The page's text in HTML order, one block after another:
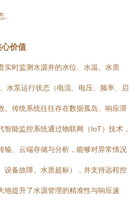
价值
实时监测水源井的水位、水温、水质
水泵运行状态（电流、电压、频率、启
。传统系统往往存在数据孤岛、响应滞
智能监控系统通过物联网（IoT）技术，
输、云端存储与分析，能够对异常情况
设备故障、水质超标），并支持远程控
地提升了水源管理的精准性与响应速